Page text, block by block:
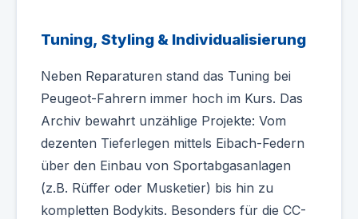
Tuning, Styling & Individualisierung
Neben Reparaturen stand das Tuning bei
Peugeot-Fahrern immer hoch im Kurs. Das
Archiv bewahrt unzählige Projekte: Vom
dezenten Tieferlegen mittels Eibach-Federn
über den Einbau von Sportabgasanlagen
(z.B. Rüffer oder Musketier) bis hin zu
kompletten Bodykits. Besonders für die CC-